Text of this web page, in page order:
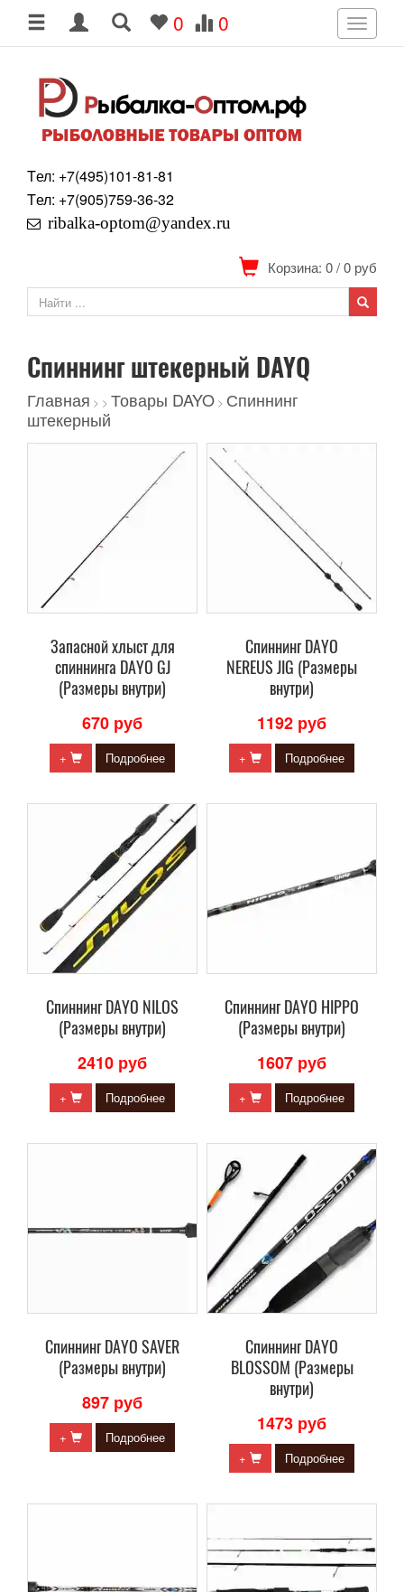
0 0
Toggle
Tел: +7(495)101-81-81
Tел: +7(905)759-36-32
ribalka-optom@yandex.ru
Корзина: 0/0 руб
Спиннинг штекерный DAYQ
Главная > > Товары DAYO > Спиннинг
штекерный
Запасной хлыст для
спиннинга DAYO GJ
(Размеры внутри)
670 руб
+ Подробнее
Cпиннинг DAYO
NEREUS JIG (Размеры
внутри)
1192 руб
+ Подробнее
Cпиннинг DAYO NILOS
(Размеры внутри)
2410 руб
+ Подробнее
Cпиннинг DAYO HIPPO
(Размеры внутри)
1607 руб
+ Подробнее
Cпиннинг DAYO SAVER
(Размеры внутри)
897 руб
+ Подробнее
Cпиннинг DAYO
BLOSSOM (Размеры
внутри)
1473 руб
+ Подробнее